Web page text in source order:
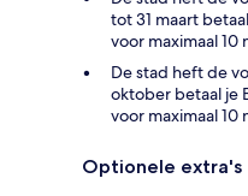
tot 31 maart
voor maximaal 10
De stad heft de
oktober betaal je
voor maximaal 10
Optionele extra's